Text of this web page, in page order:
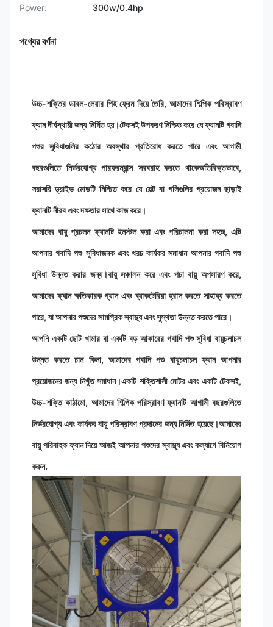
Power:
300w/0.4hp
পণ্যের বর্ণনা
উচ্চ-শক্তির ডাবল-লেয়ার পিই ফ্রেম দিয়ে তৈরি, আমাদের শিল্পিক পরিস্রাবণ
ফ্যান দীর্ঘস্থায়ী জন্য নির্মিত হয়।টেকসই উপকরণ নিশ্চিত করে যে ফ্যানটি গবাদি
পশুর সুবিধাগুলির কঠোর অবস্থার প্রতিরোধ করতে পারে এবং আগামী
বছরগুলিতে নির্ভরযোগ্য পারফরম্যান্স সরবরাহ করতে থাকেঅতিরিক্তভাবে,
সরাসরি ড্রাইভ মোডটি নিশ্চিত করে যে বেল্ট বা পলিগুলির প্রয়োজন ছাড়াই
ফ্যানটি নীরব এবং দক্ষতার সাথে কাজ করে।
আমাদের বায়ু প্রচলন ফ্যানটি ইনস্টল করা এবং পরিচালনা করা সহজ, এটি
আপনার গবাদি পশু সুবিধাজনক এবং খরচ কার্যকর সমাধান আপনার গবাদি পশু
সুবিধা উন্নত করার জন্য।বায়ু সঞ্চালন করে এবং পচা বায়ু অপসারণ করে,
আমাদের ফ্যান ক্ষতিকারক গ্যাস এবং ব্যাকটেরিয়া হ্রাস করতে সাহায্য করতে
পারে, যা আপনার পশুদের সামগ্রিক স্বাস্থ্য এবং সুস্থতা উন্নত করতে পারে।
আপনি একটি ছোট খামার বা একটি বড় আকারের গবাদি পশু সুবিধা বায়ুচলাচল
উন্নত করতে চান কিনা, আমাদের গবাদি পশু বায়ুচলাচল ফ্যান আপনার
প্রয়োজনের জন্য নিখুঁত সমাধান।একটি শক্তিশালী মোটর এবং একটি টেকসই,
উচ্চ-শক্তি কাঠামো, আমাদের শিল্পিক পরিস্রাবণ ফ্যানটি আগামী বছরগুলিতে
নির্ভরযোগ্য এবং কার্যকর বায়ু পরিস্রাবণ প্রদানের জন্য নির্মিত হয়েছে।আমাদের
বায়ু পরিবাহক ফ্যান দিয়ে আজই আপনার পশুদের স্বাস্থ্য এবং কল্যাণে বিনিয়োগ
করুন.